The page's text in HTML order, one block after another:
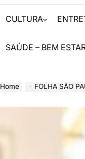
CULTURA
SAÚDE – BEM
Home FOLHA SÃO